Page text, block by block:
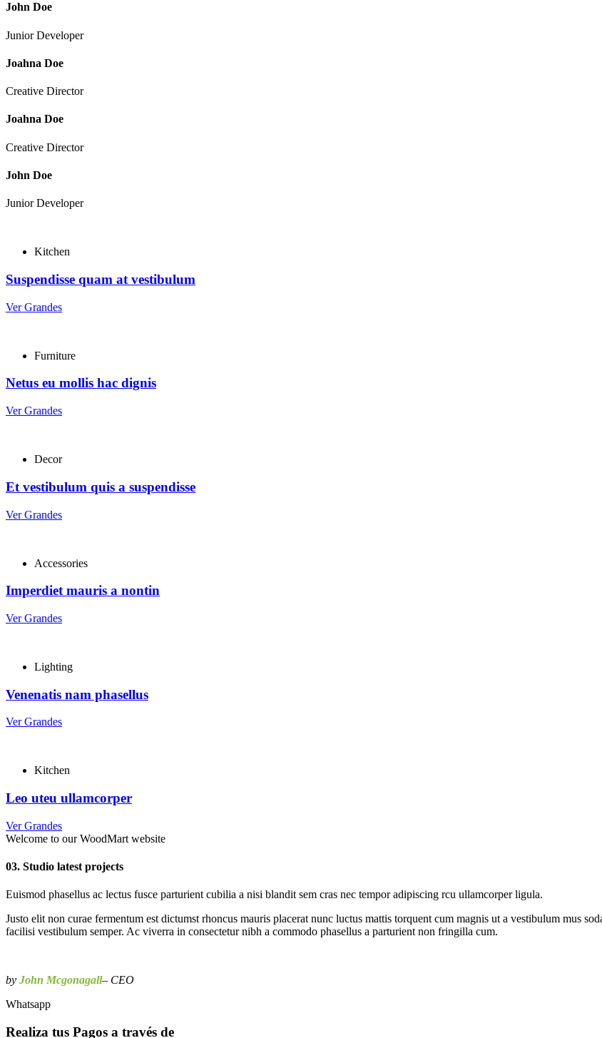
John Doe
Junior Developer
Joahna Doe
Creative Director
Joahna Doe
Creative Director
John Doe
Junior Developer
Kitchen
Suspendisse quam at vestibulum
Ver Grandes
Furniture
Netus eu mollis hac dignis
Ver Grandes
Decor
Et vestibulum quis a suspendisse
Ver Grandes
Accessories
Imperdiet mauris a nontin
Ver Grandes
Lighting
Venenatis nam phasellus
Ver Grandes
Kitchen
Leo uteu ullamcorper
Ver Grandes
Welcome to our WoodMart website
03. Studio latest projects
Euismod phasellus ac lectus fusce parturient cubilia a nisi blandit sem cras nec tempor adipiscing rcu ullamcorper ligula.
Justo elit non curae fermentum est dictumst rhoncus mauris placerat nunc luctus mattis torquent cum magnis ut a vestibulum mus
facilisi vestibulum semper. Ac viverra in consectetur nibh a commodo phasellus a parturient non fringilla cum.
by John Mcgonagall– CEO
Whatsapp
Realiza tus Pagos a través de